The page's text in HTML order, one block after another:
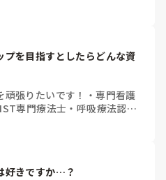
で教えて下さい）
プを目指すとしたらどんな資
張りたいです！ ・専門看護
専門療法士 ・ 呼吸療法認定
(コメントで教えて下さい)
好きですか…？